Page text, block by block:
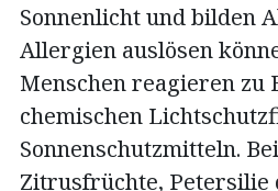
Sonnenlicht und bilden
Allergien auslösen
Menschen reagieren zu
chemischen
Sonnenschutzmitteln.
Zitrusfrüchte, Petersilie